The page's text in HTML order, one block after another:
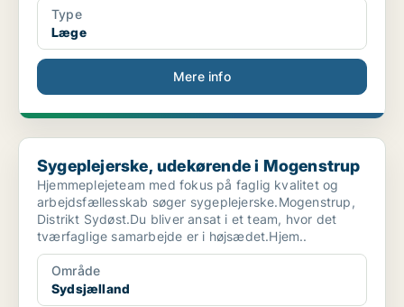
Type
Læge
Mere info
Sygeplejerske, udekørende i Mogenstrup
Sygeplejerske, udekørende i Mogenstrup
Hjemmeplejeteam med fokus på faglig kvalitet og
arbejdsfællesskab søger sygeplejerske.Mogenstrup,
Distrikt Sydøst.Du bliver ansat i et team, hvor det
tværfaglige samarbejde er i højsædet.Hjem..
Område
Sydsjælland